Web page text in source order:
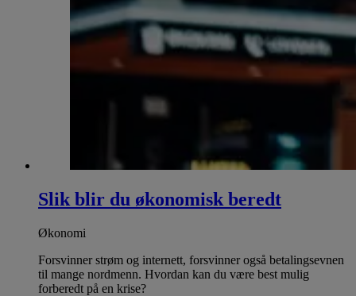
Slik blir du økonomisk beredt
Økonomi
Forsvinner strøm og internett, forsvinner også betalingsevnen
til mange nordmenn. Hvordan kan du være best mulig
forberedt på en krise?